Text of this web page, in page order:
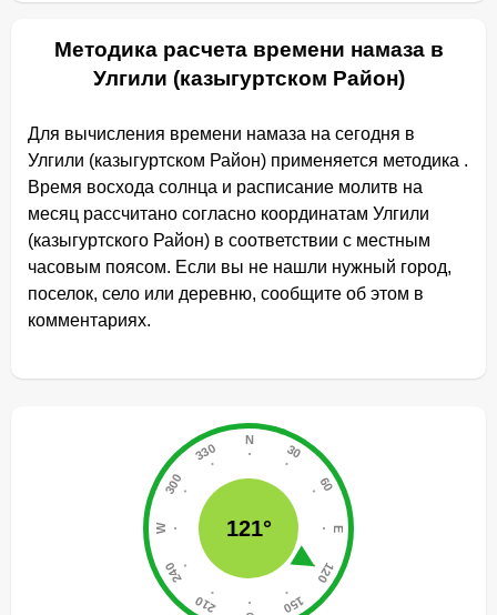
Методика расчета времени намаза в
Улгили (казыгуртском Район)
Для вычисления времени намаза на сегодня в
Улгили (казыгуртском Район) применяется методика .
Время восхода солнца и расписание молитв на
месяц рассчитано согласно координатам Улгили
(казыгуртского Район) в соответствии с местным
часовым поясом. Если вы не нашли нужный город,
поселок, село или деревню, сообщите об этом в
комментариях.
121°